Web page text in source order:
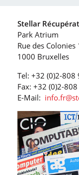
Stellar
Park Atrium
Rue des Colonies
1000 Bruxelles
Tel: +32 (0)2-808
Fax: +32 (0)2-
E-Mail: